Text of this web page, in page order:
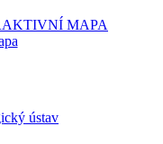
MAPA
ústav